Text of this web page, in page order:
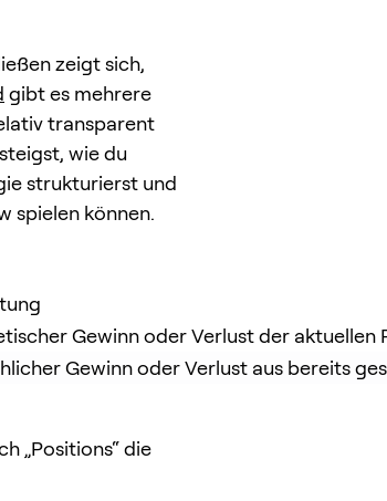
zeigt sich,
gibt es mehrere
transparent
wie du
strukturierst und
spielen können.
Gewinn oder Verlust der aktuellen
Gewinn oder Verlust aus bereits
„Positions“ die